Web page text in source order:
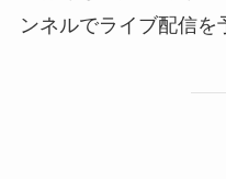
ンネルでライブ配信を